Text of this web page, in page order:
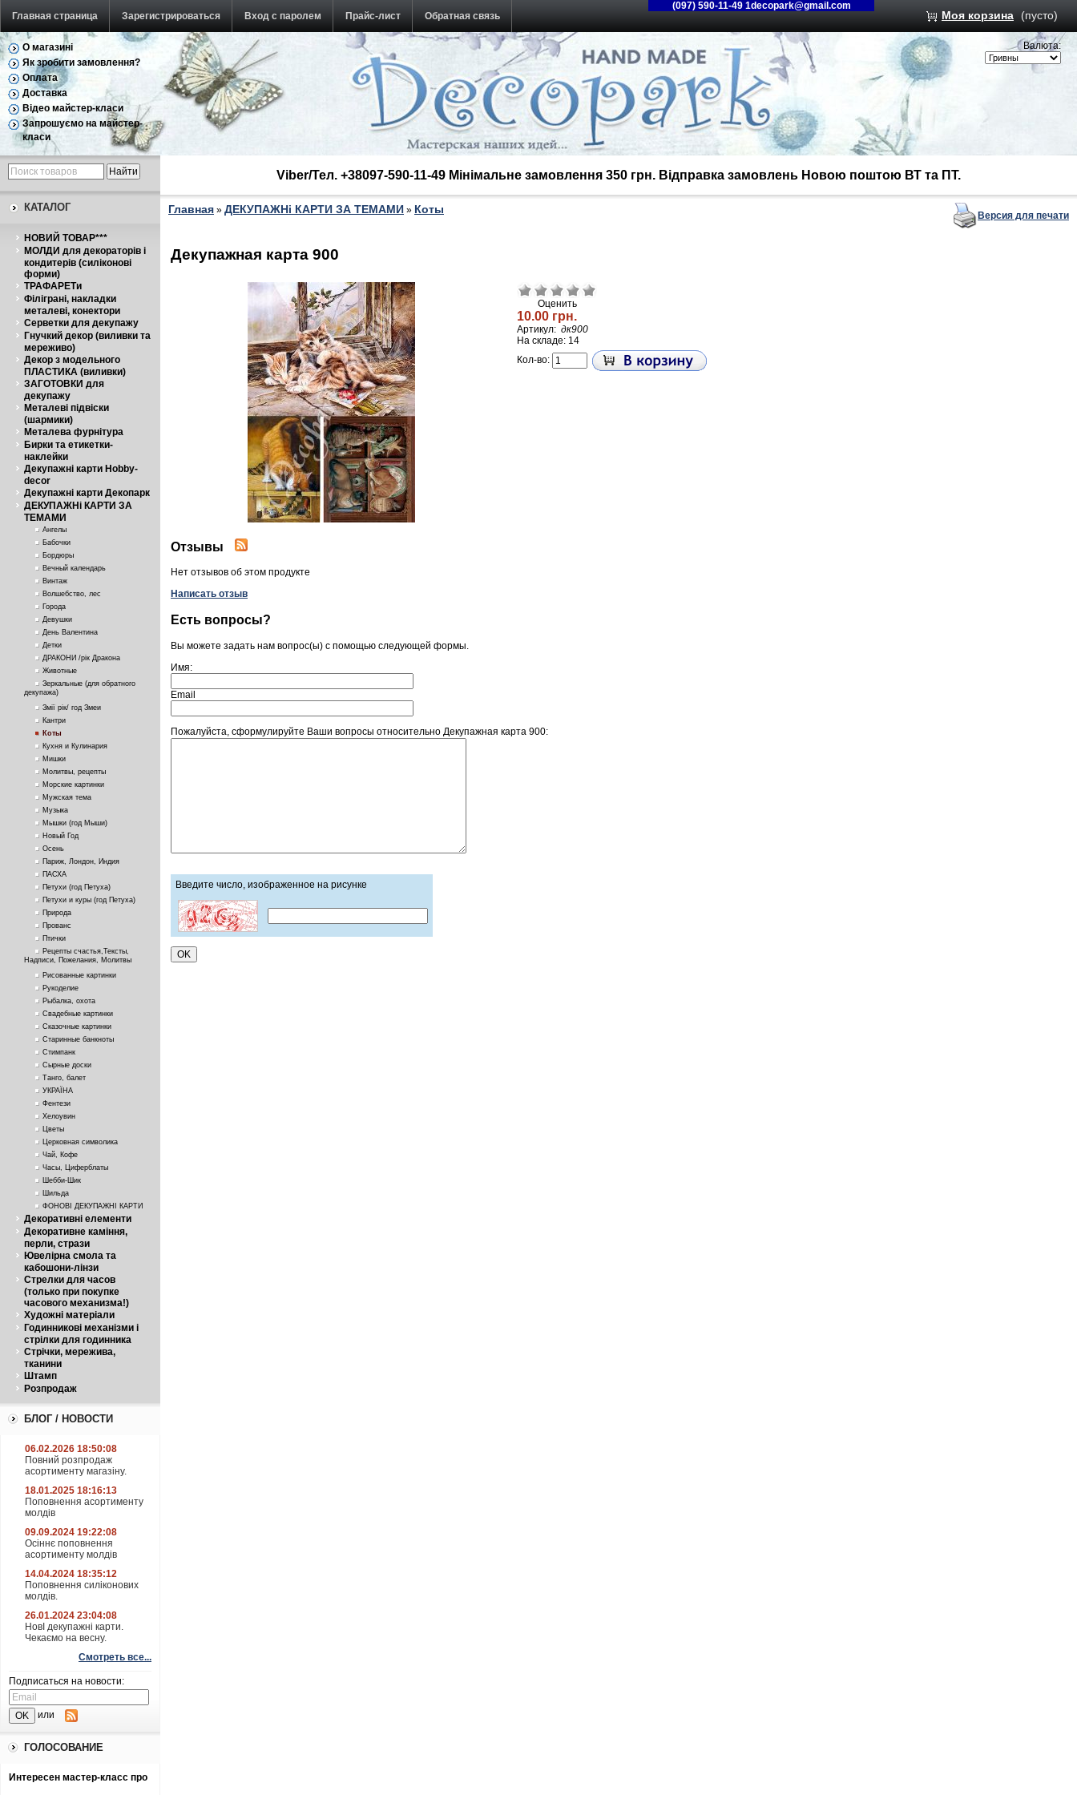
Главная страница Зарегистрироваться Вход с паролем Прайс-лист Обратная связь
(097) 590-11-49 1decopark@gmail.com
Моя корзина (пусто)
О магазині
Як зробити замовлення?
Оплата
Доставка
Відео майстер-класи
Запрошуємо на майстер-
класи
Валюта:
КАТАЛОГ
НОВИЙ ТОВАР***
МОЛДИ для декораторів і
кондитерів (силіконові
форми)
ТРАФАРЕТи
Філіграні, накладки
металеві, конектори
Серветки для декупажу
Гнучкий декор (виливки та
мереживо)
Декор з модельного
ПЛАСТИКА (виливки)
ЗАГОТОВКИ для
декупажу
Металеві підвіски
(шармики)
Металева фурнітура
Бирки та етикетки-
наклейки
Декупажні карти Hobby-
decor
Декупажні карти Декопарк
ДЕКУПАЖНі КАРТИ ЗА
ТЕМАМИ
Ангелы
Бабочки
Бордюры
Вечный календарь
Винтаж
Волшебство, лес
Города
Девушки
День Валентина
Детки
ДРАКОНИ /рік Дракона
Животные
Зеркальные (для обратного
декупажа)
Змії рік/ год Змеи
Кантри
Коты
Кухня и Кулинария
Мишки
Молитвы, рецепты
Морские картинки
Мужская тема
Музыка
Мышки (год Мыши)
Новый Год
Осень
Париж, Лондон, Индия
ПАСХА
Петухи (год Петуха)
Петухи и куры (год Петуха)
Природа
Прованс
Птички
Рецепты счастья,Тексты,
Надписи, Пожелания, Молитвы
Рисованные картинки
Рукоделие
Рыбалка, охота
Свадебные картинки
Сказочные картинки
Старинные банкноты
Стимпанк
Сырные доски
Танго, балет
УКРАЇНА
Фентези
Хелоувин
Цветы
Церковная символика
Чай, Кофе
Часы, Циферблаты
Шебби-Шик
Шильда
ФОНОВІ ДЕКУПАЖНІ КАРТИ
Декоративні елементи
Декоративне каміння,
перли, стрази
Ювелірна смола та
кабошони-лінзи
Стрелки для часов
(только при покупке
часового механизма!)
Художні матеріали
Годинникові механізми і
стрілки для годинника
Стрічки, мережива,
тканини
Штамп
Розпродаж
БЛОГ / НОВОСТИ
06.02.2026 18:50:08
Повний розпродаж
асортименту магазіну.
18.01.2025 18:16:13
Поповнення асортименту
молдів
09.09.2024 19:22:08
Осіннє поповнення
асортименту молдів
14.04.2024 18:35:12
Поповнення силіконових
молдів.
26.01.2024 23:04:08
НовІ декупажні карти.
Чекаємо на весну.
Смотреть все...
Подписаться на новости:
или
ГОЛОСОВАНИЕ
Интересен мастер-класс про
Viber/Тел. +38097-590-11-49 Мінімальне замовлення 350 грн. Відправка замовлень Новою поштою ВТ та ПТ.
Главная » ДЕКУПАЖНі КАРТИ ЗА ТЕМАМИ » Коты Версия для печати
Декупажная карта 900
Оценить
10.00 грн.
Артикул: дк900
На складе: 14
Кол-во:
Отзывы
Нет отзывов об этом продукте
Написать отзыв
Есть вопросы?
Вы можете задать нам вопрос(ы) с помощью следующей формы.
Имя:
Email
Пожалуйста, сформулируйте Ваши вопросы относительно Декупажная карта 900:
Введите число, изображенное на рисунке